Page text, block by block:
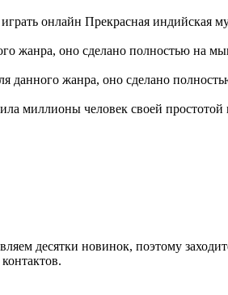
онлайн Прекрасная индийская
жанра, оно сделано полностью на
данного жанра, оно сделано
миллионы человек своей
десятки новинок, поэтому